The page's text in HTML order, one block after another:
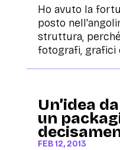
Ho avuto la
posto
struttura,
fotografi, grafici
Un’idea
un
FEB 12, 2013